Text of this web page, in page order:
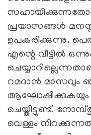
പ്രയാസങ്ങള്‍
ഉപകരിക്കുന്നു.
എന്റെ വീട്ടില്‍
റമദാന്‍ മാസവും
ആഘോഷിക്കുകയും
ചെയ്തിട്ടുണ്ട്.
വെള്ളം